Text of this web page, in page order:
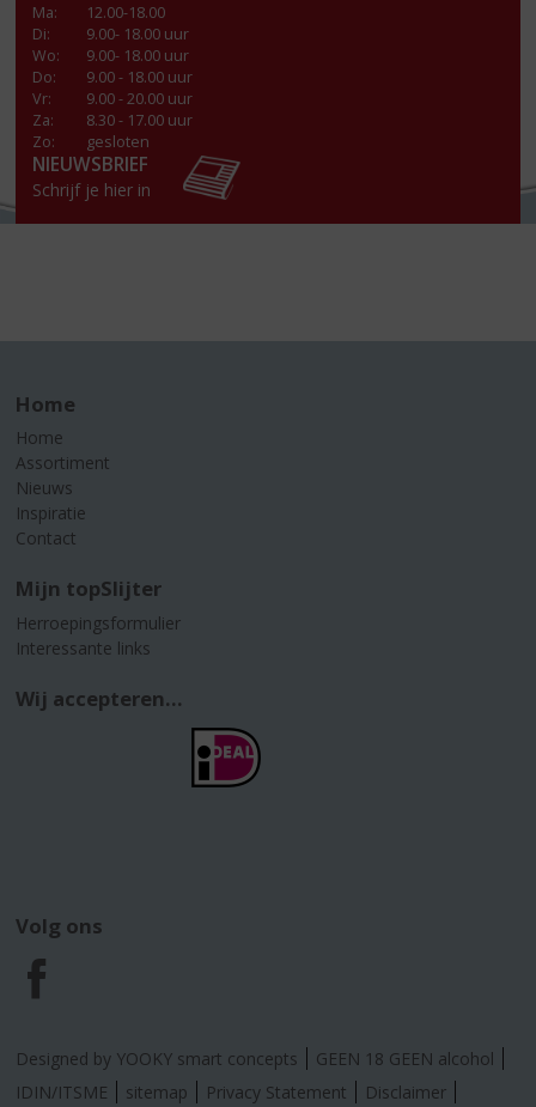
Ma:
12.00-18.00
Di:
9.00- 18.00 uur
Wo:
9.00- 18.00 uur
Do:
9.00 - 18.00 uur
Vr:
9.00 - 20.00 uur
Za:
8.30 - 17.00 uur
Zo:
gesloten
NIEUWSBRIEF
Schrijf je hier in
Home
Home
Assortiment
Nieuws
Inspiratie
Contact
Mijn topSlijter
Herroepingsformulier
Interessante links
Wij accepteren...
Volg ons
F
a
Designed by YOOKY smart concepts
GEEN 18 GEEN alcohol
IDIN/ITSME
sitemap Privacy Statement Disclaimer